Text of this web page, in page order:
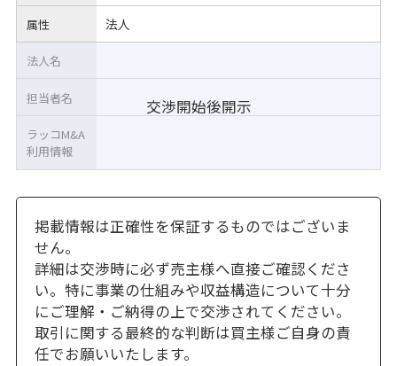
属性 法人
交渉開始後開示
法人名
担当者名
ラッコM&A
利用情報
掲載情報は正確性を保証するものではございま
せん。
詳細は交渉時に必ず売主様へ直接ご確認くださ
い。特に事業の仕組みや収益構造について十分
にご理解・ご納得の上で交渉されてください。
取引に関する最終的な判断は買主様ご自身の責
任でお願いいたします。